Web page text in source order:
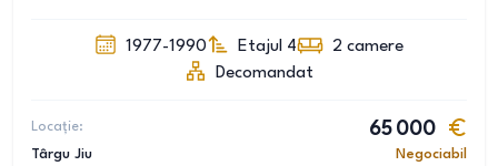
1977-1990 Etajul 4 2 camere
Decomandat
Locație:
Târgu Jiu
65 000
Negociabil